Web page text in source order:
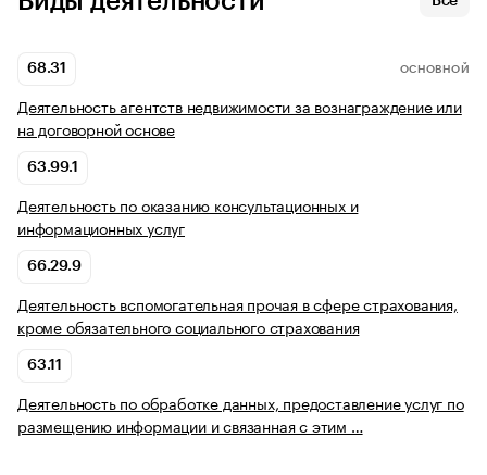
68.31 ОСНОВНОЙ
Деятельность агентств недвижимости за вознаграждение или
на договорной основе
63.99.1
Деятельность по оказанию консультационных и
информационных услуг
66.29.9
Деятельность вспомогательная прочая в сфере страхования,
кроме обязательного социального страхования
63.11
Деятельность по обработке данных, предоставление услуг по
размещению информации и связанная с этим …